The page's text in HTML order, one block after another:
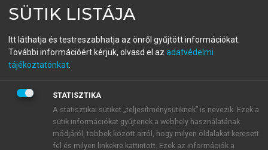
fiókoddal,vagy hozz létre új fiókot.
A regisztráció után apróbaidőszakautomatikusan
BELÉPÉS SAJÁT FIÓKKAL
ÚJ FIÓK LÉTREHOZÁSA
SÜTIK LISTÁJA
Itt láthatja és testreszabhatja az önről gyűjtött információkat.
További információért kérjük, olvasd el az adatvédelmi
tájékoztatónkat
STATISZTIKA
A statisztikai sütiket „teljesítménysütiknek” is nevezik. Ezek a
sütik információkat gyűjtenek a webhely használatának
módjáról, többek között arról, hogy milyen oldalakat keresett
fel és milyen linkekre kattintott. Ezek az információk a